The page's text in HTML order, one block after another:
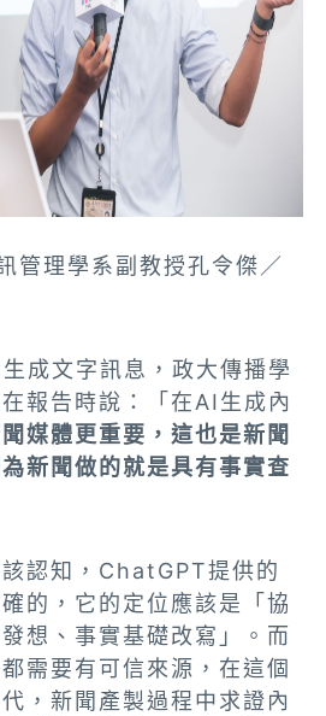
管理學系副教授孔令傑／
成文字訊息，政大傳播學
報告時說：「在AI生成內
媒體更重要，這也是新聞
新聞做的就是具有事實查
認知，ChatGPT提供的
的，它的定位應該是「協
想、事實基礎改寫」。而
需要有可信來源，在這個
，新聞產製過程中求證內